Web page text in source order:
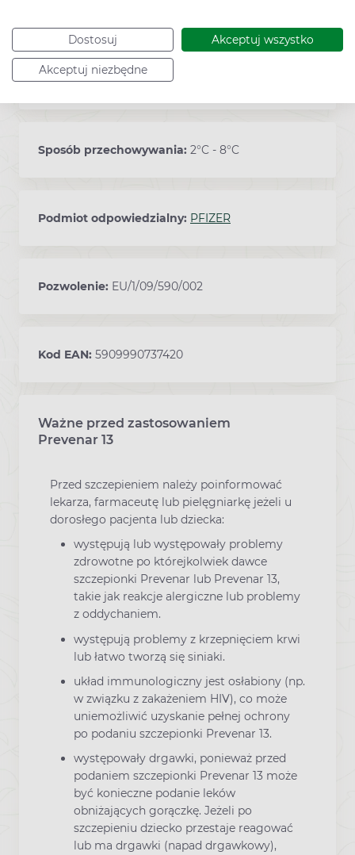
Dostosuj Akceptuj wszystko
Akceptuj niezbędne
0,5 ml zawiesiny do wstrzykiwań w
ampułkostrzykawce (szkło typu I) z zatyczką
tłoka (bezlateksowa guma chlorobutylowa) i
wieczkiem ochronnym (bezlateksowa guma
izoprenowo-bromobutylowa).
Sposób przechowywania: 2°C - 8°C
Podmiot odpowiedzialny: PFIZER
Pozwolenie: EU/1/09/590/002
Kod EAN: 5909990737420
Ważne przed zastosowaniem
Ostrzeżenia dotyczące stosowania leku
Prevenar 13
Przed szczepieniem należy poinformować
lekarza, farmaceutę lub pielęgniarkę jeżeli u
dorosłego pacjenta lub dziecka:
występują lub występowały problemy
zdrowotne po którejkolwiek dawce
szczepionki Prevenar lub Prevenar 13,
takie jak reakcje alergiczne lub problemy
z oddychaniem.
występują problemy z krzepnięciem krwi
lub łatwo tworzą się siniaki.
układ immunologiczny jest osłabiony (np.
w związku z zakażeniem HIV), co może
uniemożliwić uzyskanie pełnej ochrony
po podaniu szczepionki Prevenar 13.
występowały drgawki, ponieważ przed
podaniem szczepionki Prevenar 13 może
być konieczne podanie leków
obniżających gorączkę. Jeżeli po
szczepieniu dziecko przestaje reagować
lub ma drgawki (napad drgawkowy),